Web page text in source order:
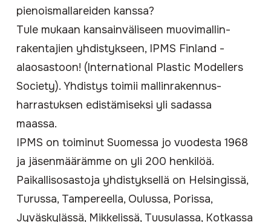
pienoismallareiden kanssa?
Tule mukaan kansainväliseen muovimallin­
rakentajien yhdistykseen, IPMS Finland -
alaosastoon! (International Plastic Modellers
Society). Yhdistys toimii mallinrakennus­
harrastuksen edistämiseksi yli sadassa
maassa.
IPMS on toiminut Suomessa jo vuodesta 1968
ja jäsenmäärämme on yli 200 henkilöä.
Paikallisosastoja yhdistyksellä on Helsingissä,
Turussa, Tampereella, Oulussa, Porissa,
Jyväskylässä, Mikkelissä, Tuusulassa, Kotkassa